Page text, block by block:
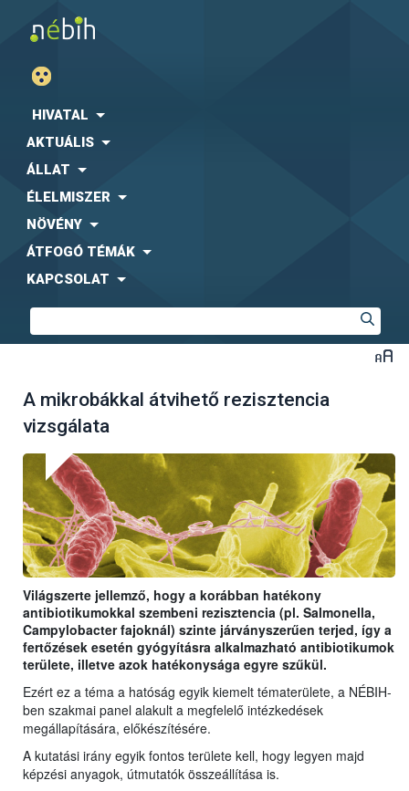
HIVATAL
AKTUÁLIS
ÁLLAT
ÉLELMISZER
NÖVÉNY
ÁTFOGÓ TÉMÁK
KAPCSOLAT
A mikrobákkal átvihető rezisztencia
vizsgálata
Világszerte jellemző, hogy a korábban hatékony
antibiotikumokkal szembeni rezisztencia (pl. Salmonella,
Campylobacter fajoknál) szinte járványszerűen terjed, így a
fertőzések esetén gyógyításra alkalmazható antibiotikumok
területe, illetve azok hatékonysága egyre szűkül.
Ezért ez a téma a hatóság egyik kiemelt tématerülete, a NÉBIH-
ben szakmai panel alakult a megfelelő intézkedések
megállapítására, előkészítésére.
A kutatási irány egyik fontos területe kell, hogy legyen majd
képzési anyagok, útmutatók összeállítása is.